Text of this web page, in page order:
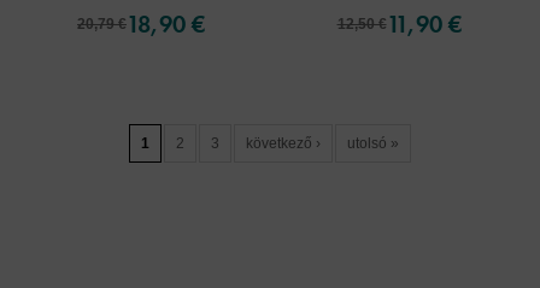
20,79 €18,90 € 12,50 € 11,90 €
1 2 3 következő › utolsó »